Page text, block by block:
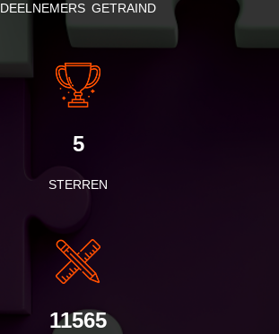
DEELNEMERS GETRAIND
5
STERREN
11565